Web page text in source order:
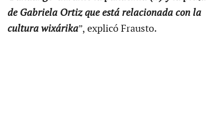
de Gabriela Ortiz que está relacionada con la
cultura wixárika”, explicó Frausto.